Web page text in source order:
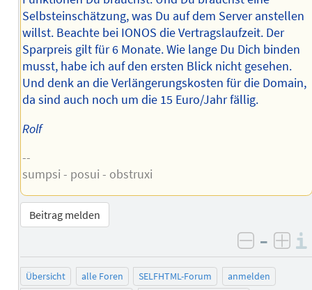
Selbsteinschätzung, was Du auf dem Server anstellen
willst. Beachte bei IONOS die Vertragslaufzeit. Der
Sparpreis gilt für 6 Monate. Wie lange Du Dich binden
musst, habe ich auf den ersten Blick nicht gesehen.
Und denk an die Verlängerungskosten für die Domain,
da sind auch noch um die 15 Euro/Jahr fällig.
Rolf
--
sumpsi - posui - obstruxi
Beitrag melden
negativ
–
Übersicht alle Foren SELFHTML-Forum
anmelden